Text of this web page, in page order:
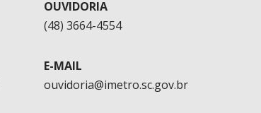
OUVIDORIA
(48) 3664-4554
E-MAIL
ouvidoria@imetro.sc.gov.br